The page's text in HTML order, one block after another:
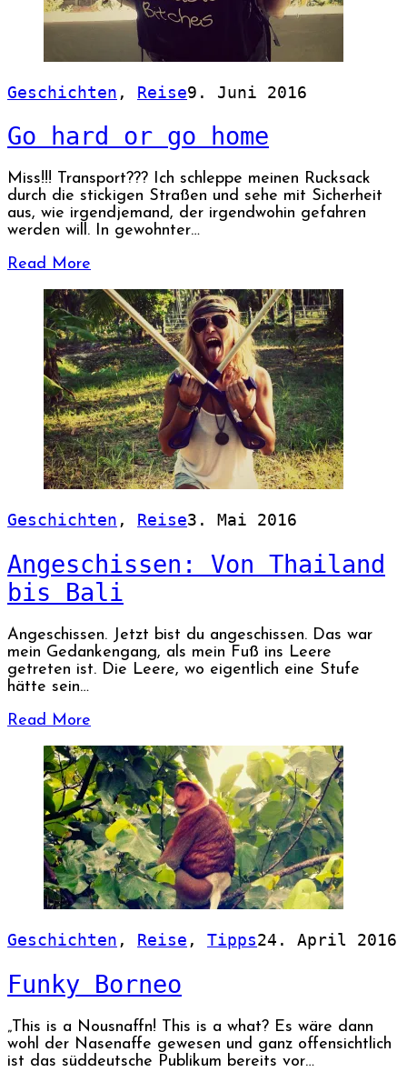
Geschichten , Reise9. Juni 2016
Go hard or go home
Miss!!! Transport??? Ich schleppe meinen Rucksack
durch die stickigen Straßen und sehe mit Sicherheit
aus, wie irgendjemand, der irgendwohin gefahren
werden will. In gewohnter…
Read More
Geschichten , Reise3. Mai 2016
Angeschissen: Von Thailand
bis Bali
Angeschissen. Jetzt bist du angeschissen. Das war
mein Gedankengang, als mein Fuß ins Leere
getreten ist. Die Leere, wo eigentlich eine Stufe
hätte sein…
Read More
Geschichten , Reise , Tipps24. April 2016
Funky Borneo
„This is a Nousnaffn! This is a what? Es wäre dann
wohl der Nasenaffe gewesen und ganz offensichtlich
ist das süddeutsche Publikum bereits vor…